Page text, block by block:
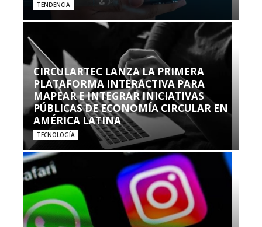
TENDENCIA
CIRCULARTEC LANZA LA PRIMERA
PLATAFORMA INTERACTIVA PARA
MAPEAR E INTEGRAR INICIATIVAS
PÚBLICAS DE ECONOMÍA CIRCULAR EN
AMÉRICA LATINA
TECNOLOGÍA